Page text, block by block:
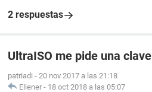
2 respuestas
UltraISO me pide una clave
patriadi - 20 nov 2017 a las 21:18
Eliener - 18 oct 2018 a las 05:07